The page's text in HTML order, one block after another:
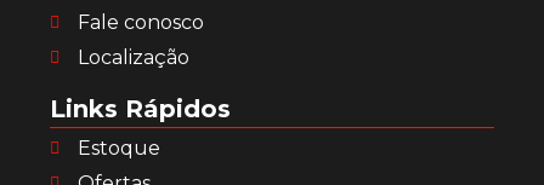
Fale conosco
Localização
Links Rápidos
Estoque